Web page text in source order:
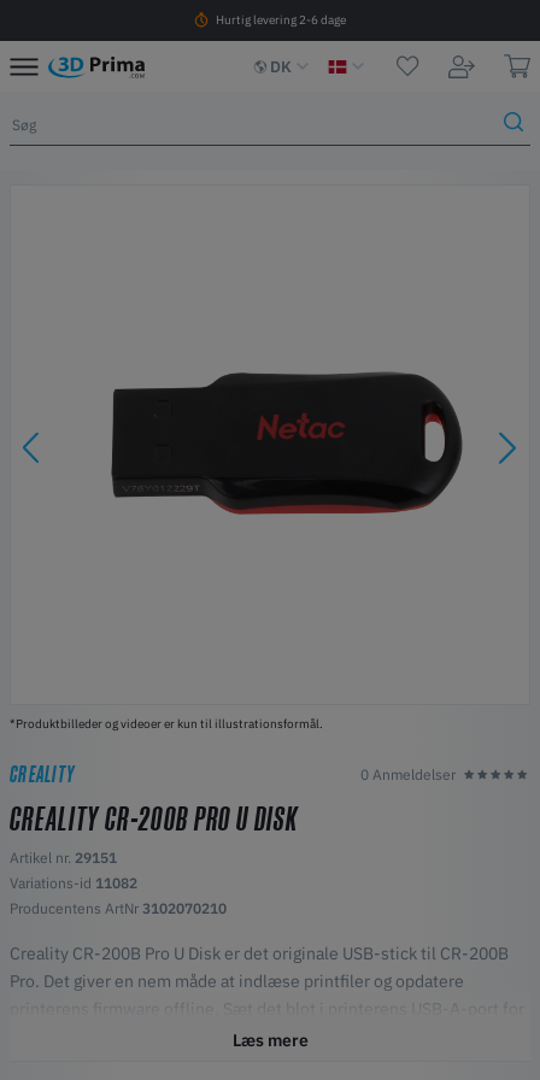
Hurtig levering 2-6 dage
DK
*Produktbilleder og videoer er kun til illustrationsformål.
CREALITY 0 Anmeldelser
CREALITY CR-200B PRO U DISK
Artikel nr. 29151
Variations-id 11082
Producentens ArtNr 3102070210
Creality CR-200B Pro U Disk er det originale USB-stick til CR-200B
Pro. Det giver en nem måde at indlæse printfiler og opdatere
printerens firmware offline. Sæt det blot i printerens USB-A-port for
at gennemse og printe direkte fra lageret.
Læs mere